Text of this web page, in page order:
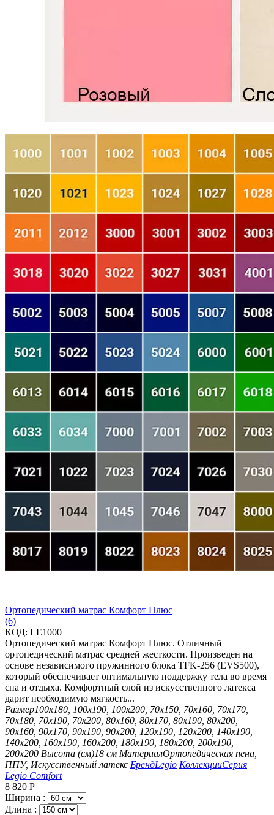
Ортопедический матрас Комфорт Плюс
(6)
КОД: LE1000
Ортопедический матрас Комфорт Плюс. Отличный
ортопедический матрас средней жесткости. Произведен на
основе независимого пружинного блока TFK-256 (EVS500),
который обеспечивает оптимальную поддержку тела во время
сна и отдыха. Комфортный слой из искусственного латекса
дарит необходимую мягкость...
Размер100х180, 100х190, 100х200, 70х150, 70х160, 70х170,
70х180, 70х190, 70х200, 80х160, 80х170, 80х190, 80х200,
90х160, 90х170, 90х190, 90х200, 120х190, 120х200, 140х190,
140х200, 160х190, 160х200, 180х190, 180х200, 200х190,
200х200 Высота (см)18 см МатериалОртопедическая пена,
ППУ, Искусственный латекс БрендLegio КоллекцииСерия
Legio Comfort
8 820 Р
Ширина :
Длина :